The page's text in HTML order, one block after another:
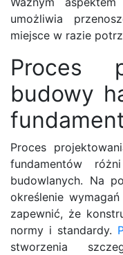
umożliwia
miejsce w razie
Proces
budowy
Proces
fundamentów
budowlanych. Na
określenie
zapewnić, że
normy i standardy.
stworzenia